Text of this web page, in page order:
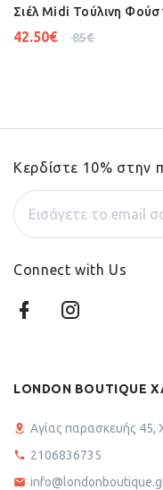
Σιέλ Midi Τούλινη
85€
42.50€
Κερδίστε 10% στην
Connect with Us
LONDON BOUTIQUE
Αγίας παρασκευής 45,
2106836735